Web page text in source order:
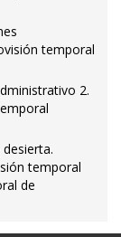
temporal
2.
temporal
de